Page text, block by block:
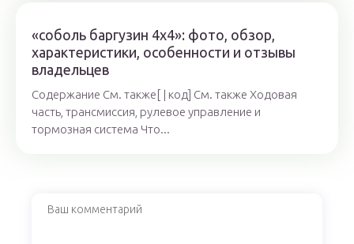
«соболь баргузин 4х4»: фото, обзор,
характеристики, особенности и отзывы
владельцев
Содержание См. также[ | код] См. также Ходовая
часть, трансмиссия, рулевое управление и
тормозная система Что...